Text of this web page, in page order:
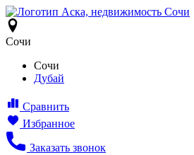
Сочи
Сочи
Дубай
Сравнить
Избранное
Заказать звонок